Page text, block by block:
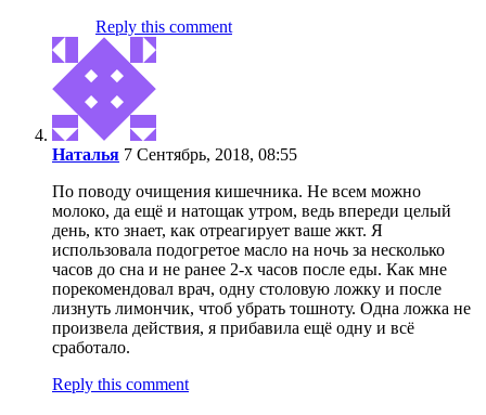
Reply this comment
Наталья 7 Сентябрь, 2018, 08:55
По поводу очищения кишечника. Не всем можно
молоко, да ещё и натощак утром, ведь впереди целый
день, кто знает, как отреагирует ваше жкт. Я
использовала подогретое масло на ночь за несколько
часов до сна и не ранее 2-х часов после еды. Как мне
порекомендовал врач, одну столовую ложку и после
лизнуть лимончик, чтоб убрать тошноту. Одна ложка не
произвела действия, я прибавила ещё одну и всё
сработало.
Reply this comment